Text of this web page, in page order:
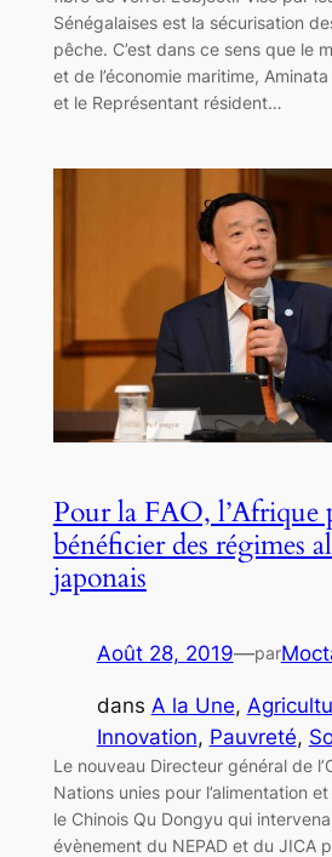
Sénégalaises est la sécurisation
pêche. C’est dans ce sens que le
et de l’économie maritime,
et le Représentant résident…
Pour la FAO, l’Afrique
bénéficier des régimes
japonais
Août 28, 2019—par
dans A la Une,
Innovation, Pauvreté,
Le nouveau Directeur général de
Nations unies pour l’alimentation et
le Chinois Qu Dongyu qui
évènement du NEPAD et du JICA